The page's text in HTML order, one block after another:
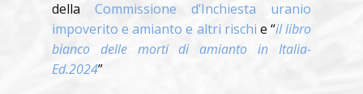
della Commissione d’Inchiesta uranio
impoverito e amianto e altri rischi e “il libro
bianco delle morti di amianto in Italia-
Ed.2024”